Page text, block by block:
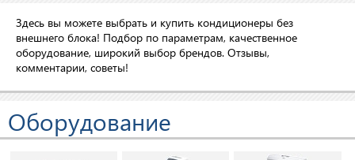
Здесь вы можете выбрать и купить кондиционеры без
внешнего блока! Подбор по параметрам, качественное
оборудование, широкий выбор брендов. Отзывы,
комментарии, советы!
Оборудование